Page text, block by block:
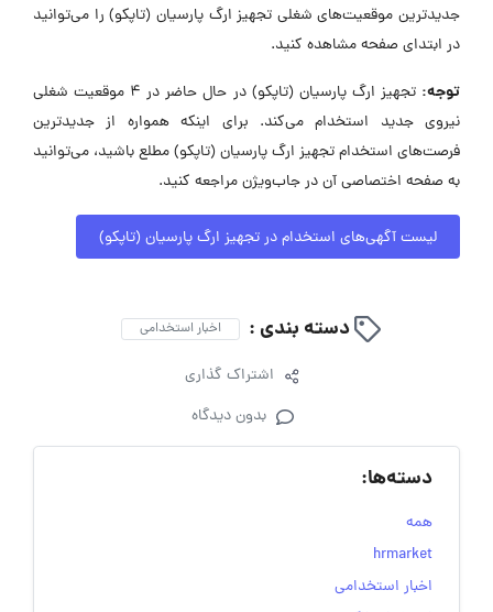
جدیدترین موقعیت‌های شغلی تجهیز ارگ پارسیان (تاپکو) را می‌توانید
در ابتدای صفحه مشاهده کنید.
توجه:
تجهیز ارگ پارسیان (تاپکو) در حال حاضر در ۴ موقعیت شغلی
نیروی جدید استخدام می‌کند. برای اینکه همواره از جدیدترین
فرصت‌های استخدام تجهیز ارگ پارسیان (تاپکو) مطلع باشید، می‌توانید
به صفحه اختصاصی آن در جاب‌ویژن مراجعه کنید.
لیست آگهی‌های استخدام در تجهیز ارگ پارسیان (تاپکو)
دسته بندی : اخبار استخدامی
اشتراک گذاری
بدون دیدگاه
دسته‌ها:
همه
hrmarket
اخبار استخدامی